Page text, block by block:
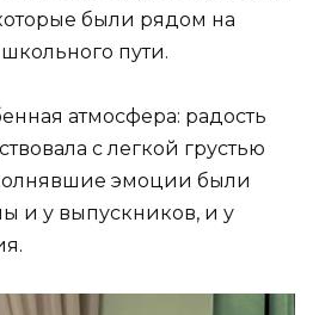
были рядом на
пути.
атмосфера: радость
с легкой грустью
эмоции были
и у выпускников, и у